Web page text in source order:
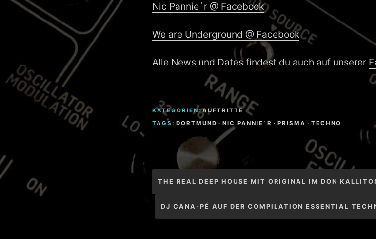
Nic Pannie´r @ Facebook
We are Underground @ Facebook
Alle News und Dates findest du auch auf unserer
KATEGORIEN: AUFTRITTE
TAGS: DORTMUND · NIC PANNIE´R · PRISMA · TECHNO
Beitragsnavigation
THE REAL DEEP HOUSE MIT ORIGINAL IM DON
DJ CANA-PÉ AUF DER COMPILATION ESSENTIAL